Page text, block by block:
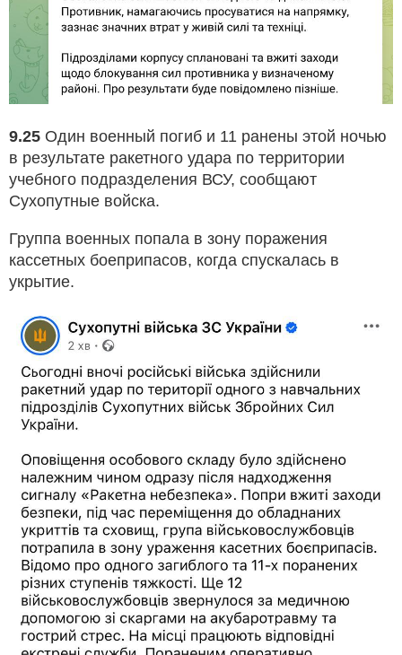
9.25 Один военный погиб и 11 ранены этой ночью
в результате ракетного удара по территории
учебного подразделения ВСУ, сообщают
Сухопутные войска.
Группа военных попала в зону поражения
кассетных боеприпасов, когда спускалась в
укрытие.